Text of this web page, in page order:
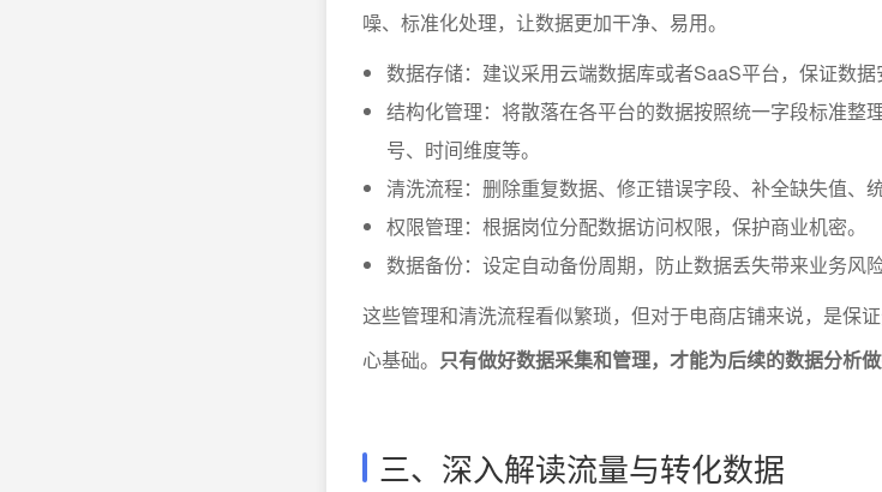
噪、标准化处理，让数据更加干净、易用。
数据存储：建议采用云端数据库或者SaaS平台，保证数据
结构化管理：将散落在各平台的数据按照统一字段标准整
号、时间维度等。
清洗流程：删除重复数据、修正错误字段、补全缺失值、
权限管理：根据岗位分配数据访问权限，保护商业机密。
数据备份：设定自动备份周期，防止数据丢失带来业务风险
这些管理和清洗流程看似繁琐，但对于电商店铺来说，是保
心基础。 只有做好数据采集和管理，才能为后续的数据分析做
三、深入解读流量与转化数据